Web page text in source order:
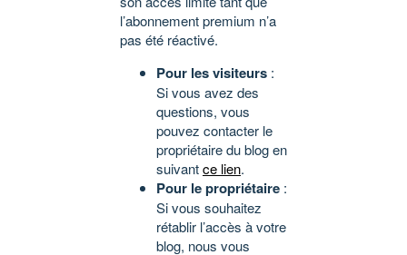
l’abonnement premium n’a
pas été réactivé.
Pour les visiteurs :
Si vous avez des
questions, vous
pouvez contacter le
propriétaire du blog en
suivantce lien.
Pour le propriétaire :
Si vous souhaitez
rétablir l’accès à votre
blog, nous vous